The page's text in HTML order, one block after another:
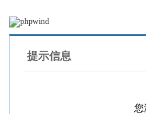
提示信息
您